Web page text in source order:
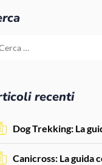
recenti
Dog Trekking: La
Canicross: La guida